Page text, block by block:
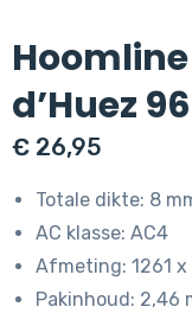
Hoomline
d’Huez
€ 26,95
Totale dikte: 8
AC klasse: AC4
Afmeting: 1261 x
Pakinhoud: 2,46